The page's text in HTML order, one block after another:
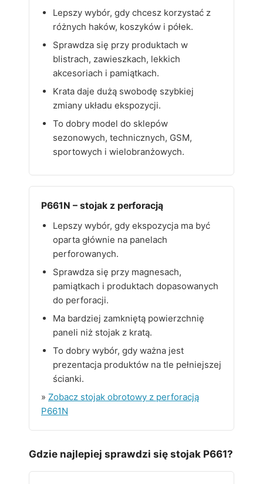
Lepszy wybór, gdy chcesz korzystać z
różnych haków, koszyków i półek.
Sprawdza się przy produktach w
blistrach, zawieszkach, lekkich
akcesoriach i pamiątkach.
Krata daje dużą swobodę szybkiej
zmiany układu ekspozycji.
To dobry model do sklepów
sezonowych, technicznych, GSM,
sportowych i wielobranżowych.
P661N – stojak z perforacją
Lepszy wybór, gdy ekspozycja ma być
oparta głównie na panelach
perforowanych.
Sprawdza się przy magnesach,
pamiątkach i produktach dopasowanych
do perforacji.
Ma bardziej zamkniętą powierzchnię
paneli niż stojak z kratą.
To dobry wybór, gdy ważna jest
prezentacja produktów na tle pełniejszej
ścianki.
» Zobacz stojak obrotowy z perforacją
P661N
Gdzie najlepiej sprawdzi się stojak P661?